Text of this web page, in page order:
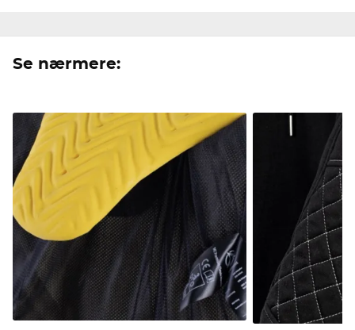
Se nærmere: